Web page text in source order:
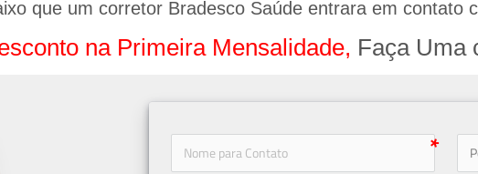
que um corretor Bradesco Saúde entrara em contato
na Primeira Mensalidade, Faça Uma